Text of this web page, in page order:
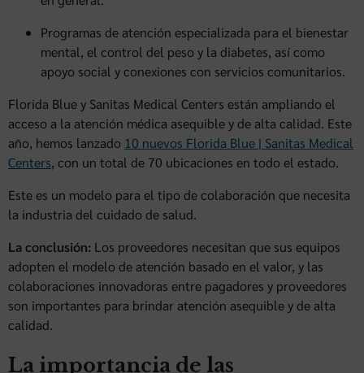
Programas de atención especializada para el bienestar
mental, el control del peso y la diabetes, así como
apoyo social y conexiones con servicios comunitarios.
Florida Blue y Sanitas Medical Centers están ampliando el
acceso a la atención médica asequible y de alta calidad. Este
año, hemos lanzado 10 nuevos Florida Blue | Sanitas Medical
Centers, con un total de 70 ubicaciones en todo el estado.
Este es un modelo para el tipo de colaboración que necesita
la industria del cuidado de salud.
La conclusión: Los proveedores necesitan que sus equipos
adopten el modelo de atención basado en el valor, y las
colaboraciones innovadoras entre pagadores y proveedores
son importantes para brindar atención asequible y de alta
calidad.
La importancia de las